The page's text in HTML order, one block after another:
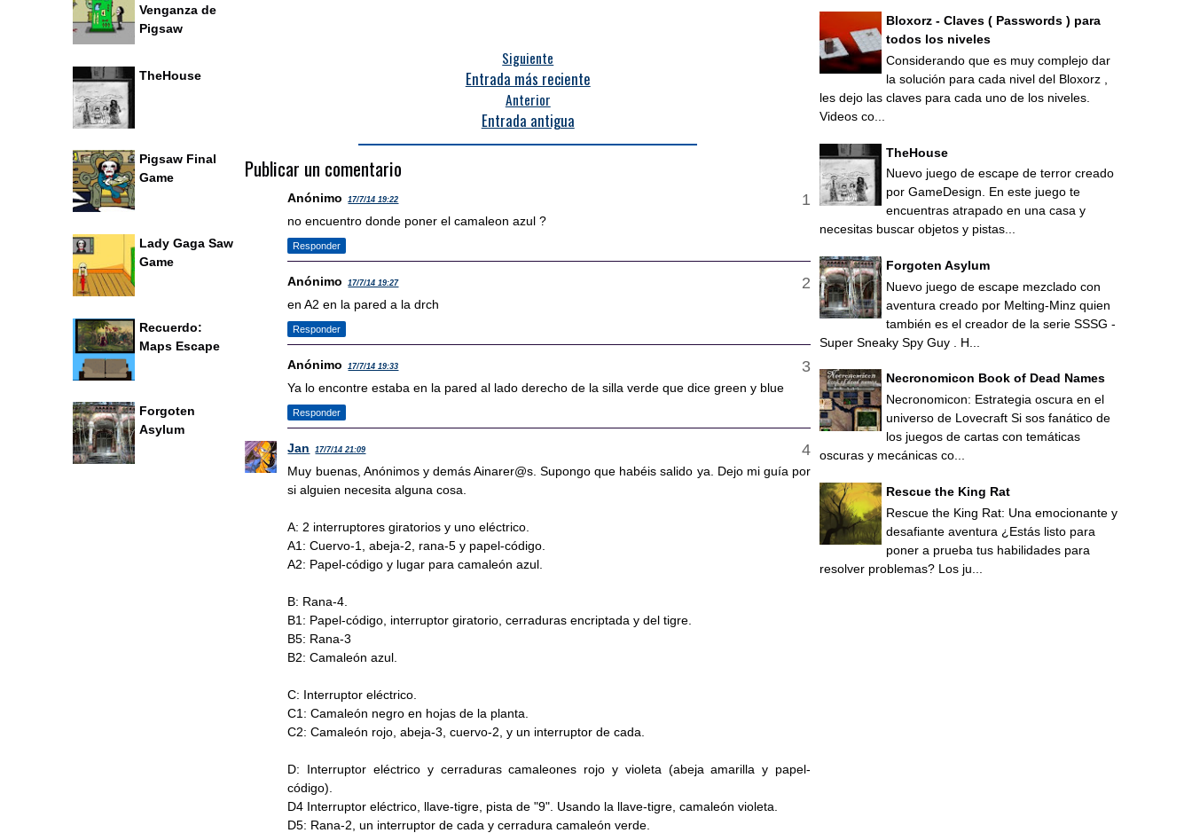
Siguiente
Entrada más reciente
Anterior
Entrada antigua
Publicar un comentario
Anónimo 17/7/14 19:22
no encuentro donde poner el camaleon azul ?
Responder
Anónimo 17/7/14 19:27
en A2 en la pared a la drch
Responder
Anónimo 17/7/14 19:33
Ya lo encontre estaba en la pared al lado derecho de la silla verde que dice green y blue
Responder
Jan 17/7/14 21:09
Muy buenas, Anónimos y demás Ainarer@s. Supongo que habéis salido ya. Dejo mi guía por
si alguien necesita alguna cosa.
A: 2 interruptores giratorios y uno eléctrico.
A1: Cuervo-1, abeja-2, rana-5 y papel-código.
A2: Papel-código y lugar para camaleón azul.
B: Rana-4.
B1: Papel-código, interruptor giratorio, cerraduras encriptada y del tigre.
B5: Rana-3
B2: Camaleón azul.
C: Interruptor eléctrico.
C1: Camaleón negro en hojas de la planta.
C2: Camaleón rojo, abeja-3, cuervo-2, y un interruptor de cada.
D: Interruptor eléctrico y cerraduras camaleones rojo y violeta (abeja amarilla y papel-
código).
D4 Interruptor eléctrico, llave-tigre, pista de "9". Usando la llave-tigre, camaleón violeta.
D5: Rana-2, un interruptor de cada y cerradura camaleón verde.
Venganza de
Pigsaw
TheHouse
Pigsaw Final
Game
Lady Gaga Saw
Game
Recuerdo:
Maps Escape
Forgoten
Asylum
Bloxorz - Claves ( Passwords ) para
todos los niveles
Considerando que es muy complejo dar
la solución para cada nivel del Bloxorz ,
les dejo las claves para cada uno de los niveles.
Videos co...
TheHouse
Nuevo juego de escape de terror creado
por GameDesign. En este juego te
encuentras atrapado en una casa y
necesitas buscar objetos y pistas...
Forgoten Asylum
Nuevo juego de escape mezclado con
aventura creado por Melting-Minz quien
también es el creador de la serie SSSG -
Super Sneaky Spy Guy . H...
Necronomicon Book of Dead Names
Necronomicon: Estrategia oscura en el
universo de Lovecraft Si sos fanático de
los juegos de cartas con temáticas
oscuras y mecánicas co...
Rescue the King Rat
Rescue the King Rat: Una emocionante y
desafiante aventura ¿Estás listo para
poner a prueba tus habilidades para
resolver problemas? Los ju...